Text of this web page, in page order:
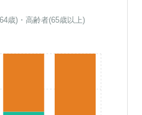
歳)・高齢者(65歳以上)